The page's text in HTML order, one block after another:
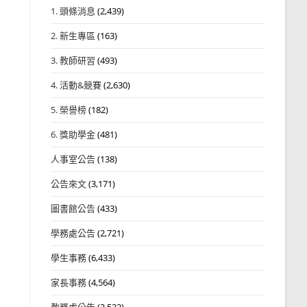
1. 頭條消息 (2,439)
2. 新生專區 (163)
3. 教師研習 (493)
4. 活動&競賽(2,630)
5. 榮譽榜(182)
6. 獎助學金(481)
人事室公告(138)
公告來文(3,171)
圖書館公告(433)
學務處公告(2,721)
學生事務(6,433)
家長事務(4,564)